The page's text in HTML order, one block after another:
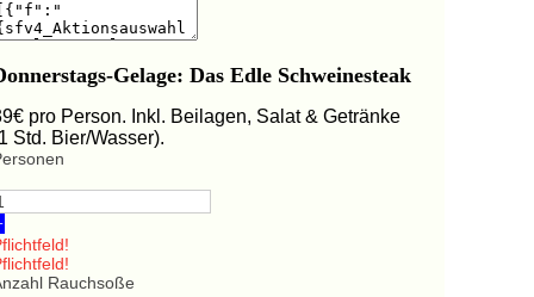
Gelage: Das Edle Schweinesteak
pro Person. Inkl. Beilagen, Salat & Getränke
Std. Bier/Wasser).
Rauchsoße